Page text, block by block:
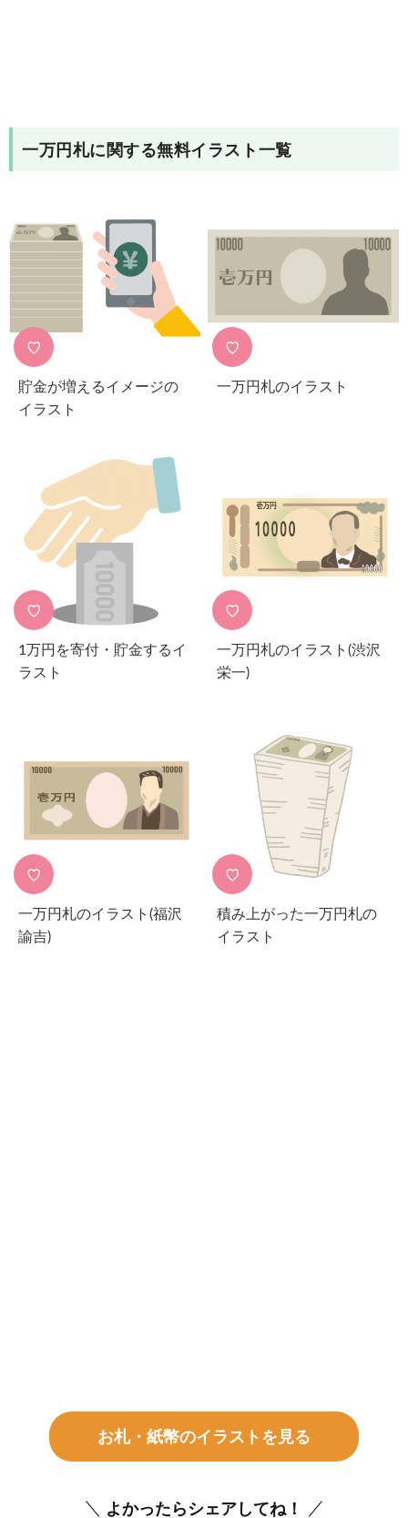
一万円札に関する無料イラスト一覧
♡
貯金が増えるイメージの
イラスト
♡
一万円札のイラスト
♡
1万円を寄付・貯金するイ
ラスト
♡
一万円札のイラスト(渋沢
栄一)
♡
一万円札のイラスト(福沢
諭吉)
♡
積み上がった一万円札の
イラスト
お札・紙幣のイラストを見る
よかったらシェアしてね！